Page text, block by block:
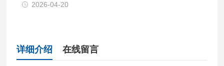
2026-04-20
详细介绍 在线留言